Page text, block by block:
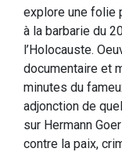
explore une folie
à la barbarie du
l’Holocauste.
documentaire et
minutes du
adjonction de
sur Hermann
contre la paix,